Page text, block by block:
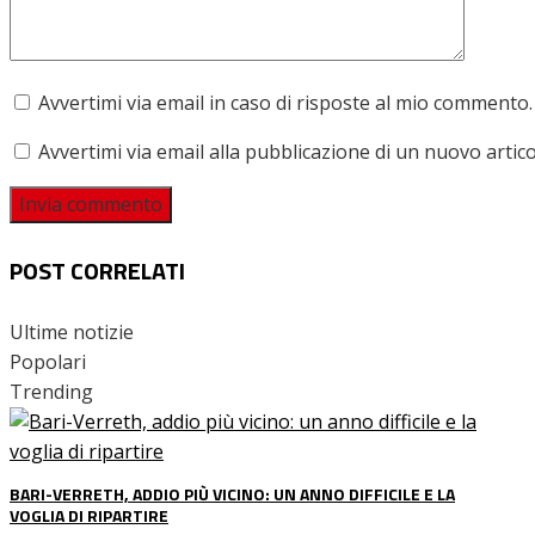
Avvertimi via email in caso di risposte al mio commento.
Avvertimi via email alla pubblicazione di un nuovo
POST CORRELATI
Ultime notizie
Popolari
Trending
BARI-VERRETH, ADDIO PIÙ VICINO: UN ANNO DIFFICILE E LA
VOGLIA DI RIPARTIRE